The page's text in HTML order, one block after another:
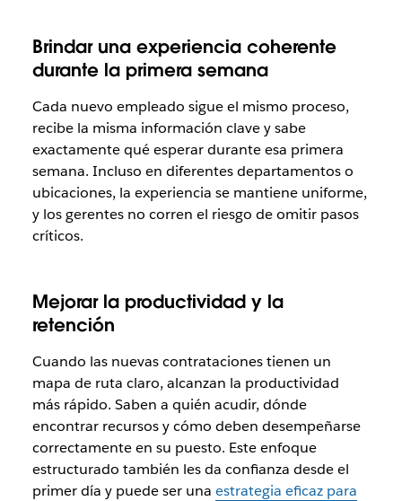
Brindar una experiencia coherente
durante la primera semana
Cada nuevo empleado sigue el mismo proceso,
recibe la misma información clave y sabe
exactamente qué esperar durante esa primera
semana. Incluso en diferentes departamentos o
ubicaciones, la experiencia se mantiene uniforme,
y los gerentes no corren el riesgo de omitir pasos
críticos.
Mejorar la productividad y la
retención
Cuando las nuevas contrataciones tienen un
mapa de ruta claro, alcanzan la productividad
más rápido. Saben a quién acudir, dónde
encontrar recursos y cómo deben desempeñarse
correctamente en su puesto. Este enfoque
estructurado también les da confianza desde el
primer día y puede ser una estrategia eficaz para